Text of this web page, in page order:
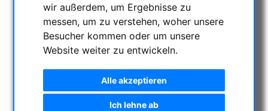
wir außerdem, um Ergebnisse zu
messen, um zu verstehen, woher unsere
Besucher kommen oder um unsere
Website weiter zu entwickeln.
Alle akzeptieren
Ich lehne ab